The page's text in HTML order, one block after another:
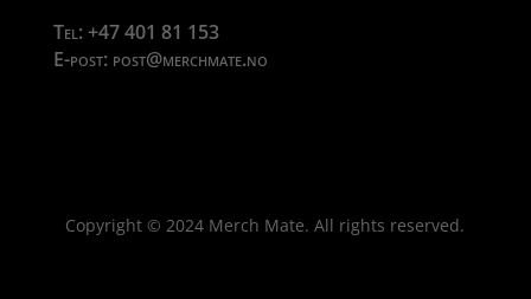
Tel: +47 401 81 153
E-post: post@merchmate.no
Copyright © 2024 Merch Mate. All rights reserved.